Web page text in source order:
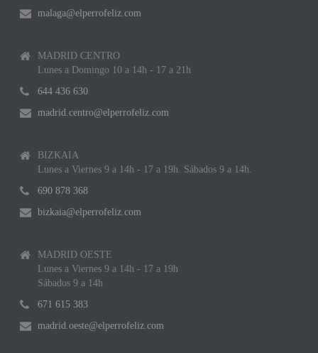
malaga@elperrofeliz.com
MADRID CENTRO
Lunes a Domingo 10 a 14h - 17 a 21h
644 436 630
madrid.centro@elperrofeliz.com
BIZKAIA
Lunes a Viernes 9 a 14h - 17 a 19h. Sábados 9 a 14h.
690 878 368
bizkaia@elperrofeliz.com
MADRID OESTE
Lunes a Viernes 9 a 14h - 17 a 19h
Sábados 9 a 14h
671 615 383
madrid.oeste@elperrofeliz.com